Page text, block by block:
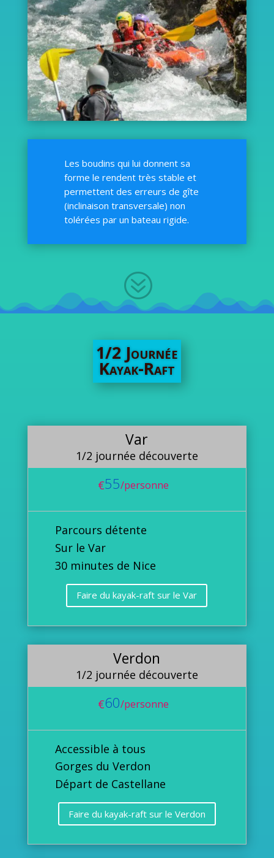
Les boudins qui lui donnent sa
forme le rendent très stable et
permettent des erreurs de gîte
(inclinaison transversale) non
tolérées par un bateau rigide.
?
1/2 Journée
Kayak-Raft
Var
1/2 journée découverte
€55/personne
Parcours détente
Sur le Var
30 minutes de Nice
Faire du kayak-raft sur le Var
Verdon
1/2 journée découverte
€60/personne
Accessible à tous
Gorges du Verdon
Départ de Castellane
Faire du kayak-raft sur le Verdon